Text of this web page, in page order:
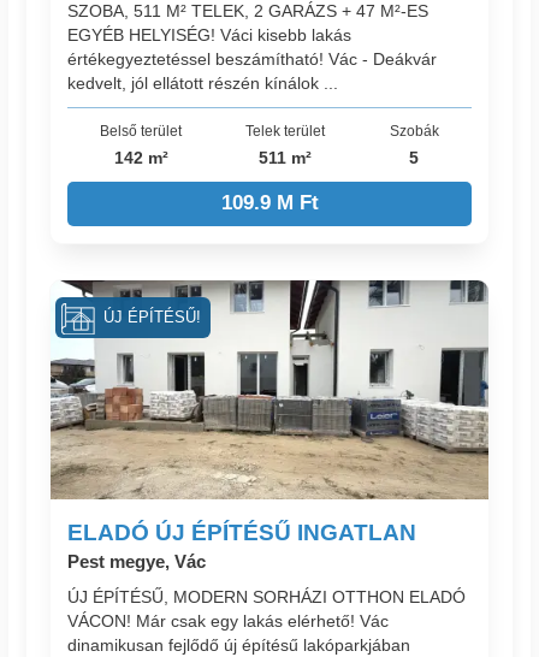
SZOBA, 511 M² TELEK, 2 GARÁZS + 47 M²-ES
EGYÉB HELYISÉG! Váci kisebb lakás
értékegyeztetéssel beszámítható! Vác - Deákvár
kedvelt, jól ellátott részén kínálok ...
Belső terület
142 m²
Telek terület
511 m²
Szobák
5
109.9 M Ft
ELADÓ ÚJ ÉPÍTÉSŰ INGATLAN
Pest megye, Vác
ÚJ ÉPÍTÉSŰ, MODERN SORHÁZI OTTHON ELADÓ
VÁCON! Már csak egy lakás elérhető! Vác
dinamikusan fejlődő új építésű lakóparkjában
ÚJ ÉPÍTÉSŰ!